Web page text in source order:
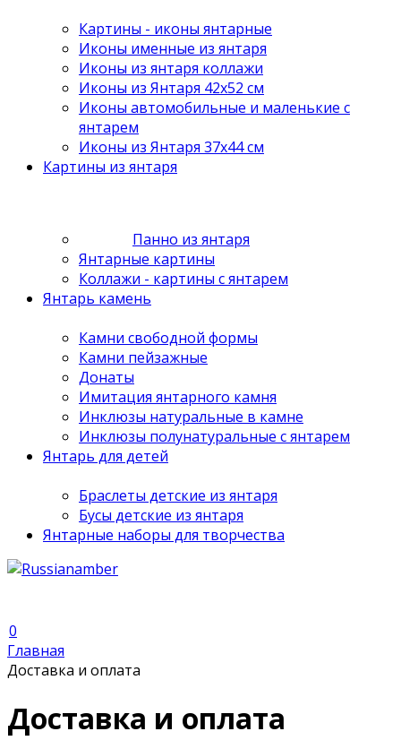
Картины - иконы янтарные
Иконы именные из янтаря
Иконы из янтаря коллажи
Иконы из Янтаря 42х52 см
Иконы автомобильные и маленькие с
янтарем
Иконы из Янтаря 37х44 см
Картины из янтаря
Панно из янтаря
Янтарные картины
Коллажи - картины с янтарем
Янтарь камень
Камни свободной формы
Камни пейзажные
Донаты
Имитация янтарного камня
Инклюзы натуральные в камне
Инклюзы полунатуральные с янтарем
Янтарь для детей
Браслеты детские из янтаря
Бусы детские из янтаря
Янтарные наборы для творчества
0
Главная
Доставка и оплата
Доставка и оплата